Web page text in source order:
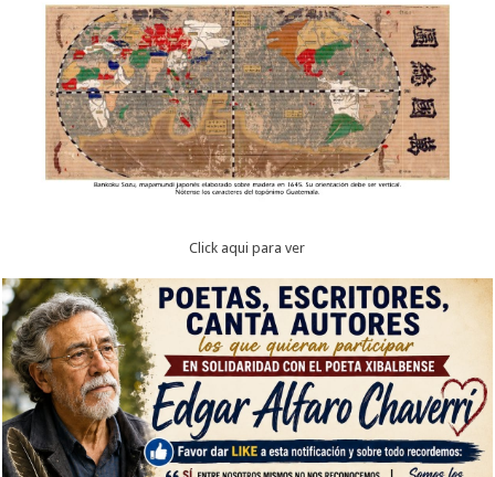
Click aqui para ver